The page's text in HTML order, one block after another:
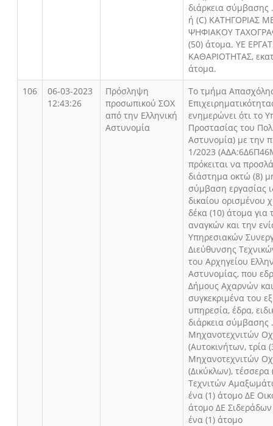
διάρκεια
ή (C) ΚΑΤΗΓΟΡΙΑΣ
ΨΗΦΙΑΚΟΥ
(50) άτομα. ΥΕ
ΚΑΘΑΡΙΟΤΗΤΑΣ,
άτομα.
106
06-03-2023
12:43:26
Πρόσληψη
προσωπικού ΣΟΧ
από την Ελληνική
Αστυνομία
Το τμήμα
ενημερώνει ότι το
Προστασίας του
Αστυνομία) με την
1/2023
πρόκειται να
διάστημα οκτώ (8)
σύμβαση εργασίας
δικαίου ορισμένου
δέκα (10) άτομα
αναγκών και την
Υπηρεσιακών
Διεύθυνσης
του Αρχηγείου
Αστυνομίας, που
Δήμους Αχαρνών
συγκεκριμένα του
υπηρεσία, έδρα,
διάρκεια σύμβασης
Μηχανοτεχνιτών
(Αυτοκινήτων, τρία
Μηχανοτεχνιτών
(Δικύκλων),
Τεχνιτών
ένα (1) άτομο ΔΕ
άτομο ΔΕ
ένα (1) άτομο